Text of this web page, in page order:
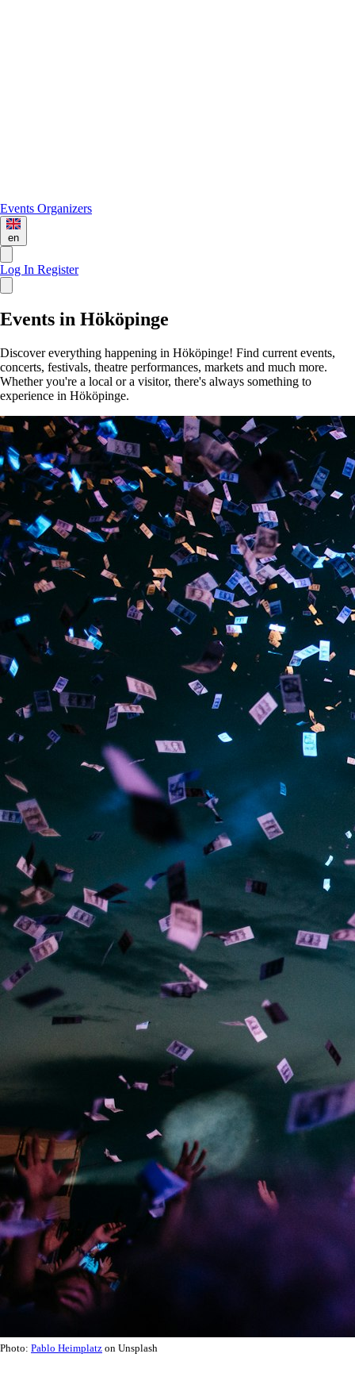
Events Organizers
en
Log In Register
Events in Hököpinge
Discover everything happening in Hököpinge! Find current events,
concerts, festivals, theatre performances, markets and much more.
Whether you're a local or a visitor, there's always something to
experience in Hököpinge.
Photo: Pablo Heimplatz on Unsplash